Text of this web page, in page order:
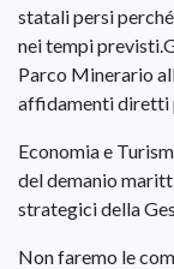
statali persi
nei tempi
Parco Minerario
affidamenti diretti
Economia e
del demanio
strategici della
Non faremo le